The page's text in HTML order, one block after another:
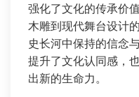
强化了文化的传承价
木雕到现代舞台设计
史长河中保持的信念
提升了文化认同感，
出新的生命力。